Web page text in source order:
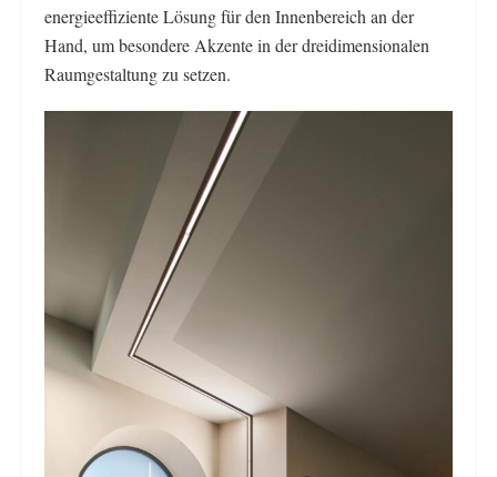
energieeffiziente Lösung für den Innenbereich an der
Hand, um besondere Akzente in der dreidimensionalen
Raumgestaltung zu setzen.